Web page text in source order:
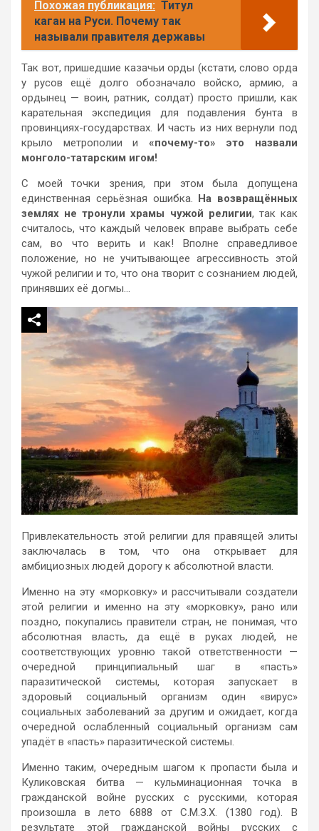
Похожая публикация: Титул
каган на Руси. Почему так
называли правителя державы
Так вот, пришедшие казачьи орды (кстати, слово орда
у русов ещё долго обозначало войско, армию, а
ордынец — воин, ратник, солдат) просто пришли, как
карательная экспедиция для подавления бунта в
провинциях-государствах. И часть из них вернули под
крыло метрополии и «почему-то» это назвали
монголо-татарским игом!
С моей точки зрения, при этом была допущена
единственная серьёзная ошибка. На возвращённых
землях не тронули храмы чужой религии, так как
считалось, что каждый человек вправе выбрать себе
сам, во что верить и как! Вполне справедливое
положение, но не учитывающее агрессивность этой
чужой религии и то, что она творит с сознанием людей,
принявших её догмы…
Привлекательность этой религии для правящей элиты
заключалась в том, что она открывает для
амбициозных людей дорогу к абсолютной власти.
Именно на эту «морковку» и рассчитывали создатели
этой религии и именно на эту «морковку», рано или
поздно, покупались правители стран, не понимая, что
абсолютная власть, да ещё в руках людей, не
соответствующих уровню такой ответственности —
очередной принципиальный шаг в «пасть»
паразитической системы, которая запускает в
здоровый социальный организм один «вирус»
социальных заболеваний за другим и ожидает, когда
очередной ослабленный социальный организм сам
упадёт в «пасть» паразитической системы.
Именно таким, очередным шагом к пропасти была и
Куликовская битва — кульминационная точка в
гражданской войне русских с русскими, которая
произошла в лето 6888 от С.М.З.Х. (1380 год). В
результате этой гражданской войны русских с